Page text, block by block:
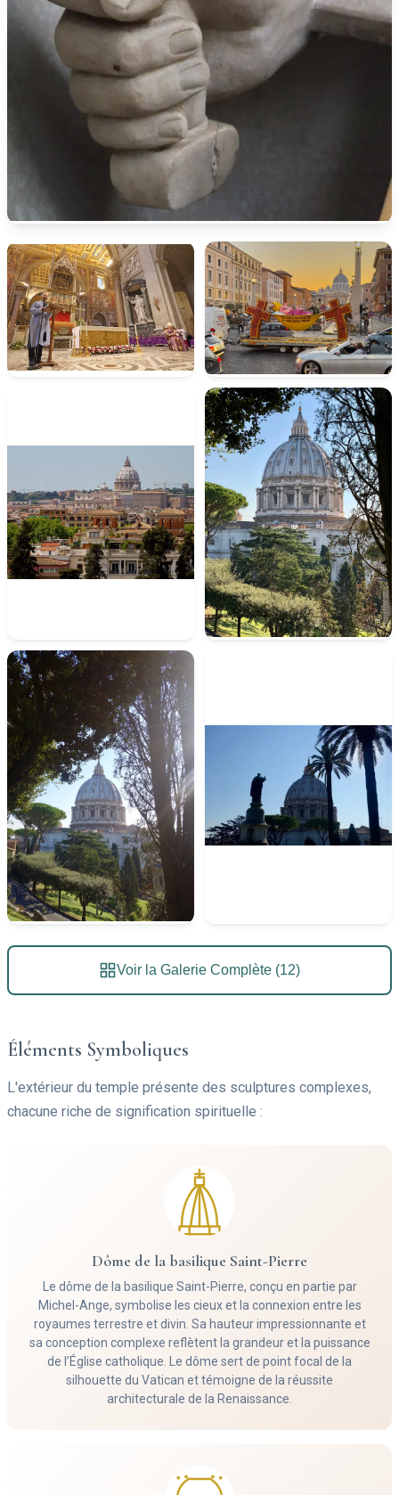
Voir la Galerie Complète (12)
Éléments Symboliques
L'extérieur du temple présente des sculptures complexes,
chacune riche de signification spirituelle :
Dôme de la basilique Saint-Pierre
Le dôme de la basilique Saint-Pierre, conçu en partie par
Michel-Ange, symbolise les cieux et la connexion entre les
royaumes terrestre et divin. Sa hauteur impressionnante et
sa conception complexe reflètent la grandeur et la puissance
de l’Église catholique. Le dôme sert de point focal de la
silhouette du Vatican et témoigne de la réussite
architecturale de la Renaissance.